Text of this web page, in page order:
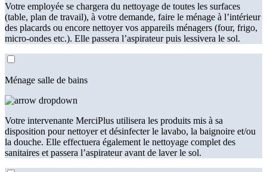
Votre employée se chargera du nettoyage de toutes les surfaces
(table, plan de travail), à votre demande, faire le ménage à l’intérieur
des placards ou encore nettoyer vos appareils ménagers (four, frigo,
micro-ondes etc.). Elle passera l’aspirateur puis lessivera le sol.
Ménage salle de bains
Votre intervenante MerciPlus utilisera les produits mis à sa
disposition pour nettoyer et désinfecter le lavabo, la baignoire et/ou
la douche. Elle effectuera également le nettoyage complet des
sanitaires et passera l’aspirateur avant de laver le sol.